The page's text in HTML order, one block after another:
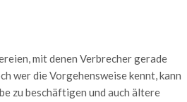
mit denen Verbrecher gerade
wer die Vorgehensweise kennt, kann
zu beschäftigen und auch ältere